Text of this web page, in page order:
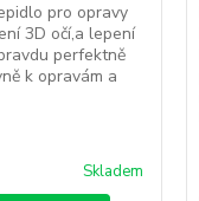
pro opravy
3D očí,a lepení
perfektně
k opravám a
Skladem